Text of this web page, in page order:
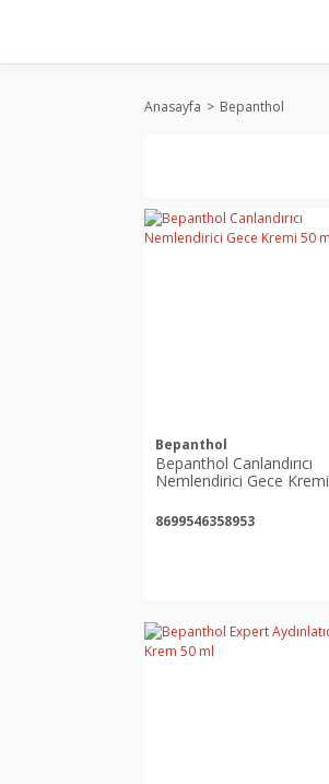
Anasayfa Bepanthol
Bepanthol
Bepanthol Canlandırıcı
Nemlendirici Gece Kremi
8699546358953